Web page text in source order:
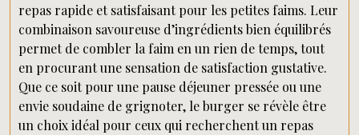
repas rapide et satisfaisant pour les petites faims. Leur
combinaison savoureuse d’ingrédients bien équilibrés
permet de combler la faim en un rien de temps, tout
en procurant une sensation de satisfaction gustative.
Que ce soit pour une pause déjeuner pressée ou une
envie soudaine de grignoter, le burger se révèle être
un choix idéal pour ceux qui recherchent un repas